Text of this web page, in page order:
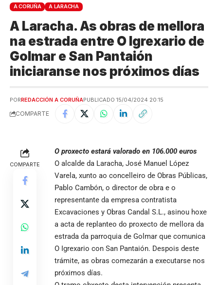
A CORUÑA A LARACHA
A Laracha. As obras de mellora
na estrada entre O Igrexario de
Golmar e San Pantaión
iniciaranse nos próximos días
PORREDACCIÓN A CORUÑAPUBLICADO 15/04/2024 20:15
COMPARTE
COMPARTE
O proxecto estará valorado en 106.000 euros
O alcalde da Laracha, José Manuel López
Varela, xunto ao concelleiro de Obras Públicas,
Pablo Cambón, o director de obra e o
representante da empresa contratista
Excavaciones y Obras Candal S.L., asinou hoxe
a acta de replanteo do proxecto de mellora da
estrada da parroquia de Golmar que comunica
O Igrexario con San Pantaión. Despois deste
trámite, as obras comezarán a executarse nos
próximos días.